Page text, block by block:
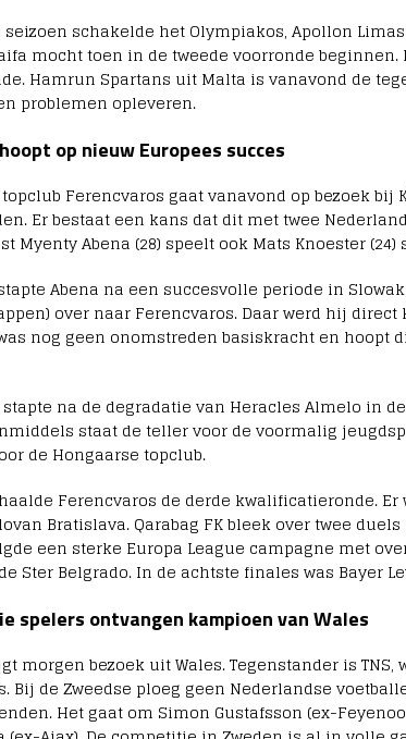
schakelde het Olympiakos, Apollon
mocht toen in de tweede voorronde
Hamrun Spartans uit Malta is vanavond de
problemen opleveren.
op nieuw Europees succes
Ferencvaros gaat vanavond op bezoek
Er bestaat een kans dat dit met twee
Myenty Abena (28) speelt ook Mats Knoester
Abena na een succesvolle periode in
over naar Ferencvaros. Daar werd hij
nog geen onomstreden basiskracht en hoopt
na de degradatie van Heracles Almelo in
staat de teller voor de voormalig
de Hongaarse topclub.
Ferencvaros de derde kwalificatieronde. Er
Bratislava. Qarabag FK bleek over twee
een sterke Europa League campagne met
Ster Belgrado. In de achtste finales was Bayer
spelers ontvangen kampioen van Wales
morgen bezoek uit Wales. Tegenstander is
Bij de Zweedse ploeg geen Nederlandse
Het gaat om Simon Gustafsson (ex-